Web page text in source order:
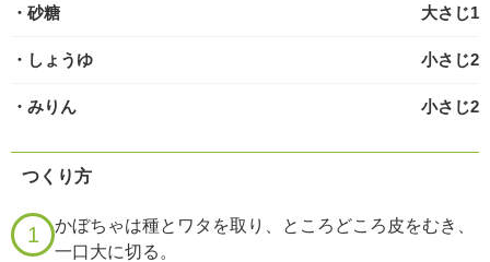
・砂糖 大さじ1
・しょうゆ 小さじ2
・みりん 小さじ2
つくり方
1
かぼちゃは種とワタを取り、ところどころ皮をむき、
一口大に切る。